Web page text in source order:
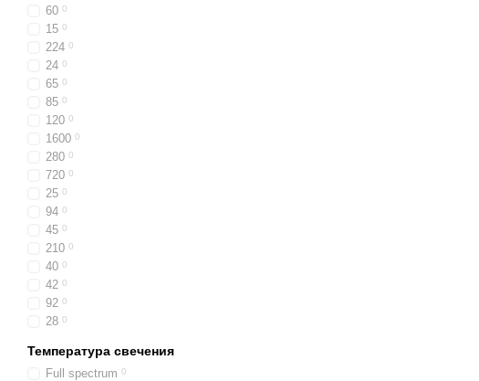
60 0
15 0
224 0
24 0
65 0
85 0
120 0
1600 0
280 0
720 0
25 0
94 0
45 0
210 0
40 0
42 0
92 0
28 0
Температура свечения
Full spectrum 0